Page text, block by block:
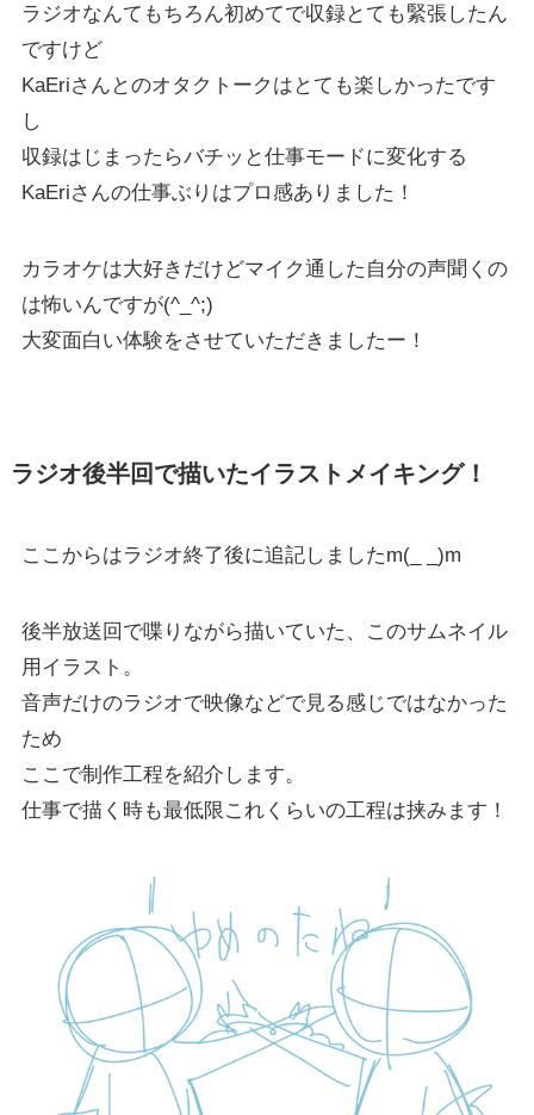
ラジオなんてもちろん初めてで収録とても緊張したん
ですけど
KaEriさんとのオタクトークはとても楽しかったです
し
収録はじまったらバチッと仕事モードに変化する
KaEriさんの仕事ぶりはプロ感ありました！
カラオケは大好きだけどマイク通した自分の声聞くの
は怖いんですが(^_^;)
大変面白い体験をさせていただきましたー！
ラジオ後半回で描いたイラストメイキング！
ここからはラジオ終了後に追記しましたm(_ _)m
後半放送回で喋りながら描いていた、このサムネイル
用イラスト。
音声だけのラジオで映像などで見る感じではなかった
ため
ここで制作工程を紹介します。
仕事で描く時も最低限これくらいの工程は挟みます！